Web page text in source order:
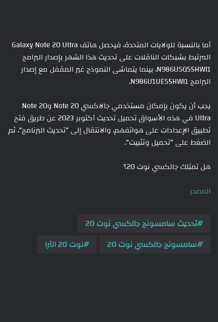
أما بالنسبة للولايات المتحدة، فيحصل هاتف Galaxy Note 20 Ultra
المرتبط بشبكات الناقلات على تحديث هذا الشهر بإصدار البرامج
N986USQS5HWI1، بينما يتماشى النموذج غير المقفل مع إصدار
البرامج N986U1UES5HWI1.
يجب أن يكون بإمكان مستخدمي جالاكسي Note 20 وNote 20
Ultra في هذه الأسواق تحميل تحديث أكتوبر 2023 عن طريق فتح
تطبيق الإعدادات على هواتفهم، والانتقال إلى “تحديث البرنامج”، ثم
الضغط على “تحميل وتثبيت”.
هل تمتلك جالكسي نوت 20؟
المصدر
تحديث سامسونج جالكسي نوت 20
سامسونج جالكسي نوت 20
نوت 20 الترا